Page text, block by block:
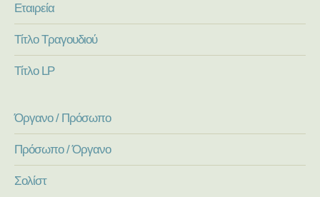
Εταιρεία
Τίτλο Τραγουδιού
Τίτλο LP
Όργανο / Πρόσωπο
Πρόσωπο / Όργανο
Σολίστ